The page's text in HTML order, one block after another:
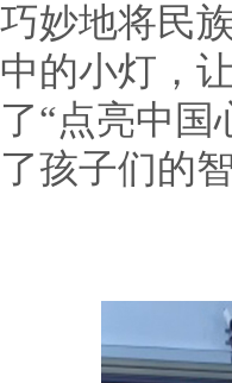
巧妙地将民
中的小灯，
了“点亮中国
了孩子们的